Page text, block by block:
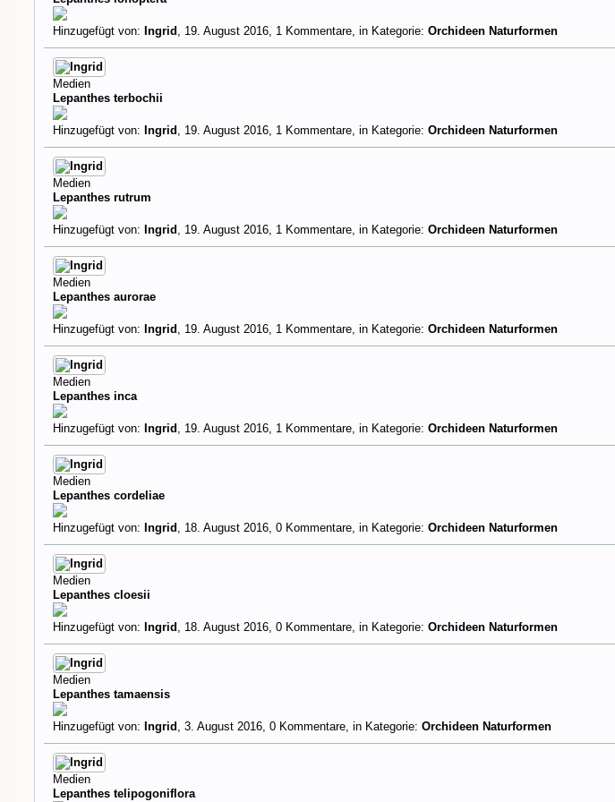
Hinzugefügt von: Ingrid , 19. August 2016, 1 Kommentare, in Kategorie:Orchideen Naturformen
Medien
Lepanthes terbochii
Hinzugefügt von: Ingrid , 19. August 2016, 1 Kommentare, in Kategorie:Orchideen Naturformen
Medien
Lepanthes rutrum
Hinzugefügt von: Ingrid , 19. August 2016, 1 Kommentare, in Kategorie:Orchideen Naturformen
Medien
Lepanthes aurorae
Hinzugefügt von: Ingrid , 19. August 2016, 1 Kommentare, in Kategorie:Orchideen Naturformen
Medien
Lepanthes inca
Hinzugefügt von: Ingrid , 19. August 2016, 1 Kommentare, in Kategorie:Orchideen Naturformen
Medien
Lepanthes cordeliae
Hinzugefügt von: Ingrid , 18. August 2016, 0 Kommentare, in Kategorie:Orchideen Naturformen
Medien
Lepanthes cloesii
Hinzugefügt von: Ingrid , 18. August 2016, 0 Kommentare, in Kategorie:Orchideen Naturformen
Medien
Lepanthes tamaensis
Hinzugefügt von: Ingrid ,3. August 2016, 0 Kommentare, in Kategorie:Orchideen Naturformen
Medien
Lepanthes telipogoniflora